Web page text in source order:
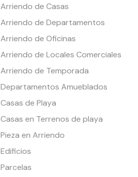
Arriendo de Casas
Arriendo de Departamentos
Arriendo de Oficinas
Arriendo de Locales Comerciales
Arriendo de Temporada
Departamentos Amueblados
Casas de Playa
Casas en Terrenos de playa
Pieza en Arriendo
Edificios
Parcelas